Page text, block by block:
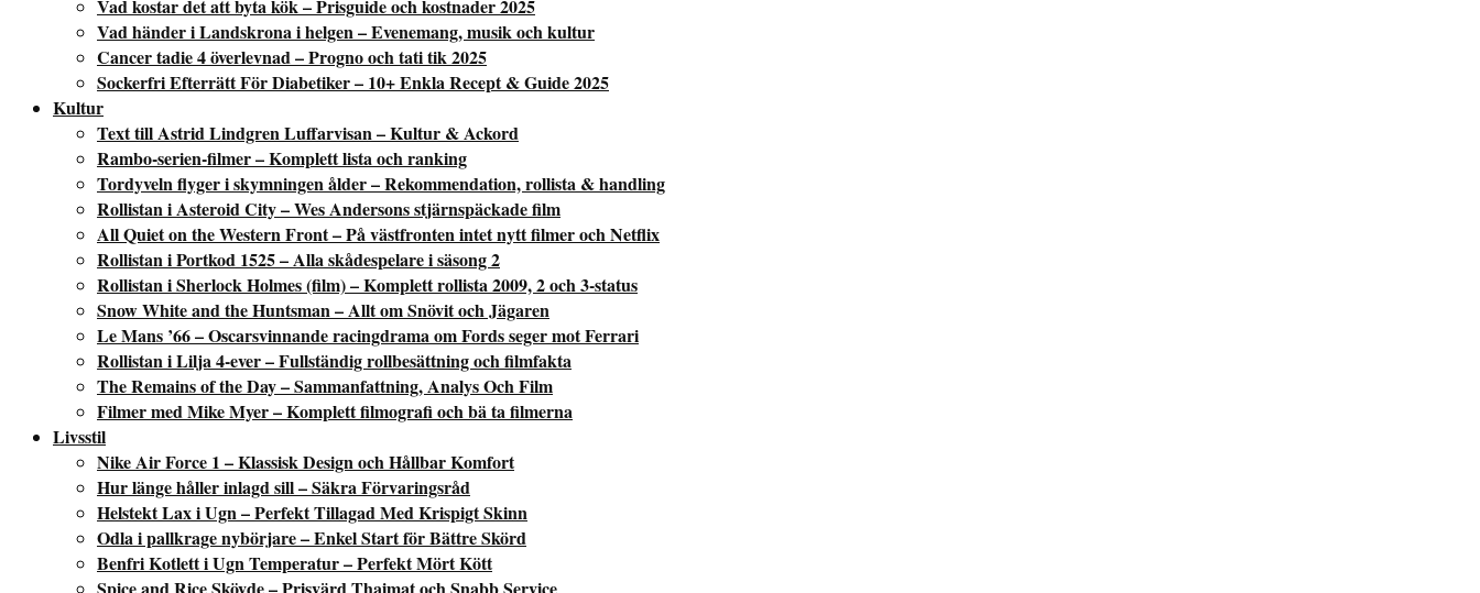
Vad kostar det att byta kök – Prisguide och kostnader 2025
Vad händer i Landskrona i helgen – Evenemang, musik och kultur
Cancer tadie 4 överlevnad – Progno och tati tik 2025
Sockerfri Efterrätt För Diabetiker – 10+ Enkla Recept & Guide 2025
Kultur
Text till Astrid Lindgren Luffarvisan – Kultur & Ackord
Rambo-serien-filmer – Komplett lista och ranking
Tordyveln flyger i skymningen ålder – Rekommendation, rollista & handling
Rollistan i Asteroid City – Wes Andersons stjärnspäckade film
All Quiet on the Western Front – På västfronten intet nytt filmer och Netflix
Rollistan i Portkod 1525 – Alla skådespelare i säsong 2
Rollistan i Sherlock Holmes (film) – Komplett rollista 2009, 2 och 3-status
Snow White and the Huntsman – Allt om Snövit och Jägaren
Le Mans ’66 – Oscarsvinnande racingdrama om Fords seger mot Ferrari
Rollistan i Lilja 4-ever – Fullständig rollbesättning och filmfakta
The Remains of the Day – Sammanfattning, Analys Och Film
Filmer med Mike Myer – Komplett filmografi och bä ta filmerna
Livsstil
Nike Air Force 1 – Klassisk Design och Hållbar Komfort
Hur länge håller inlagd sill – Säkra Förvaringsråd
Helstekt Lax i Ugn – Perfekt Tillagad Med Krispigt Skinn
Odla i pallkrage nybörjare – Enkel Start för Bättre Skörd
Benfri Kotlett i Ugn Temperatur – Perfekt Mört Kött